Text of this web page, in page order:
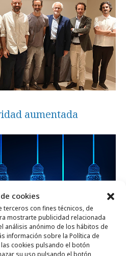
cookies
con fines técnicos, de
mostrarte publicidad relacionada
análisis anónimo de los hábitos de
información sobre la Política de
cookies pulsando el botón
su uso pulsando el botón
aumentada